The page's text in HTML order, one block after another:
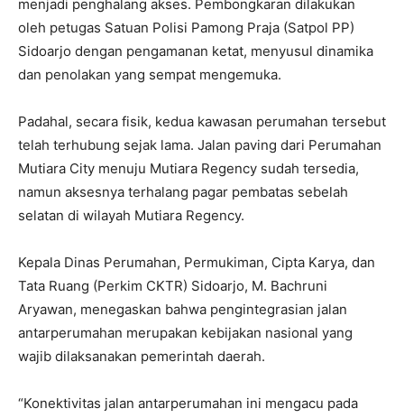
menjadi penghalang akses. Pembongkaran dilakukan
oleh petugas Satuan Polisi Pamong Praja (Satpol PP)
Sidoarjo dengan pengamanan ketat, menyusul dinamika
dan penolakan yang sempat mengemuka.
Padahal, secara fisik, kedua kawasan perumahan tersebut
telah terhubung sejak lama. Jalan paving dari Perumahan
Mutiara City menuju Mutiara Regency sudah tersedia,
namun aksesnya terhalang pagar pembatas sebelah
selatan di wilayah Mutiara Regency.
Kepala Dinas Perumahan, Permukiman, Cipta Karya, dan
Tata Ruang (Perkim CKTR) Sidoarjo, M. Bachruni
Aryawan, menegaskan bahwa pengintegrasian jalan
antarperumahan merupakan kebijakan nasional yang
wajib dilaksanakan pemerintah daerah.
“Konektivitas jalan antarperumahan ini mengacu pada